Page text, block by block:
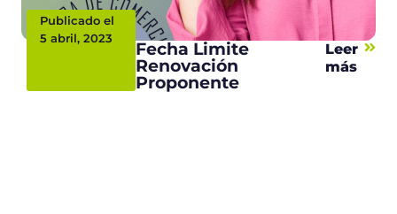
Publicado el
5 abril, 2023
Fecha Limite
Renovación
Proponente
Leer
más